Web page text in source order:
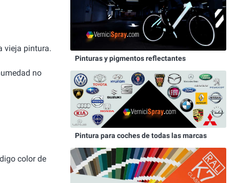
vieja pintura.
no
color de
Pinturas y pigmentos reflectantes
Pintura para coches de todas las marcas